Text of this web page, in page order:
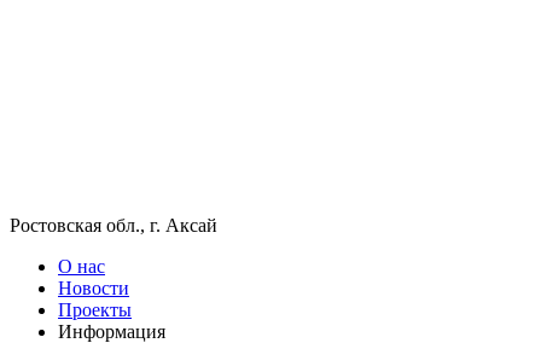
Ростовская обл., г. Аксай
О нас
Новости
Проекты
Информация